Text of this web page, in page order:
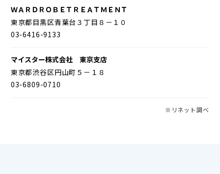
ＷＡＲＤＲＯＢＥＴＲＥＡＴＭＥＮＴ
東京都目黒区青葉台３丁目８－１０
03-6416-9133
マイスター株式会社 東京支店
東京都渋谷区円山町５－１８
03-6809-0710
※リネット調べ